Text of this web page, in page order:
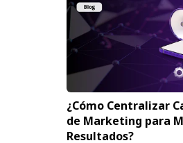
¿Cómo Centralizar
de Marketing para
Resultados?